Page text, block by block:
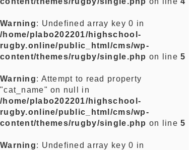
プライバシーポリシー
お問い合わせ
Warning: Undefined array key 0 in
/home/plabo202201/highschool-
rugby.online/public_html/cms/wp-
content/themes/rugby/single.php on line5
Warning: Attempt to read property
"cat_name" on null in
/home/plabo202201/highschool-
rugby.online/public_html/cms/wp-
content/themes/rugby/single.php on line5
Warning: Undefined array key 0 in